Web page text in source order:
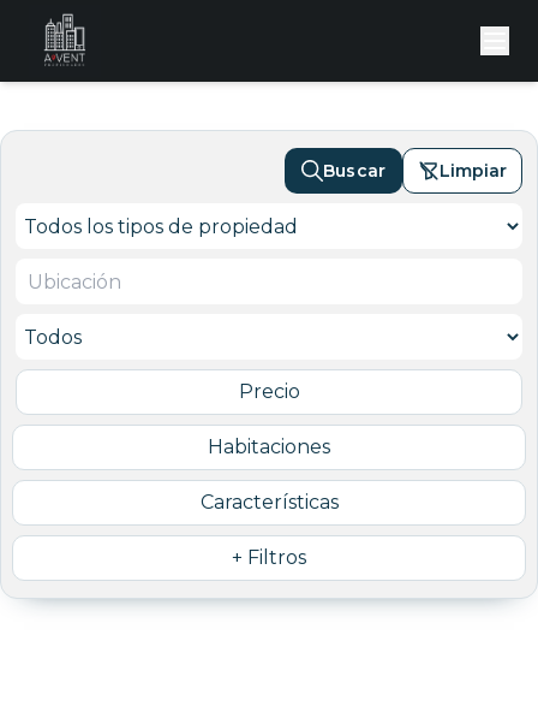
Precio
Habitaciones
Características
+ Filtros
Buscar Limpiar